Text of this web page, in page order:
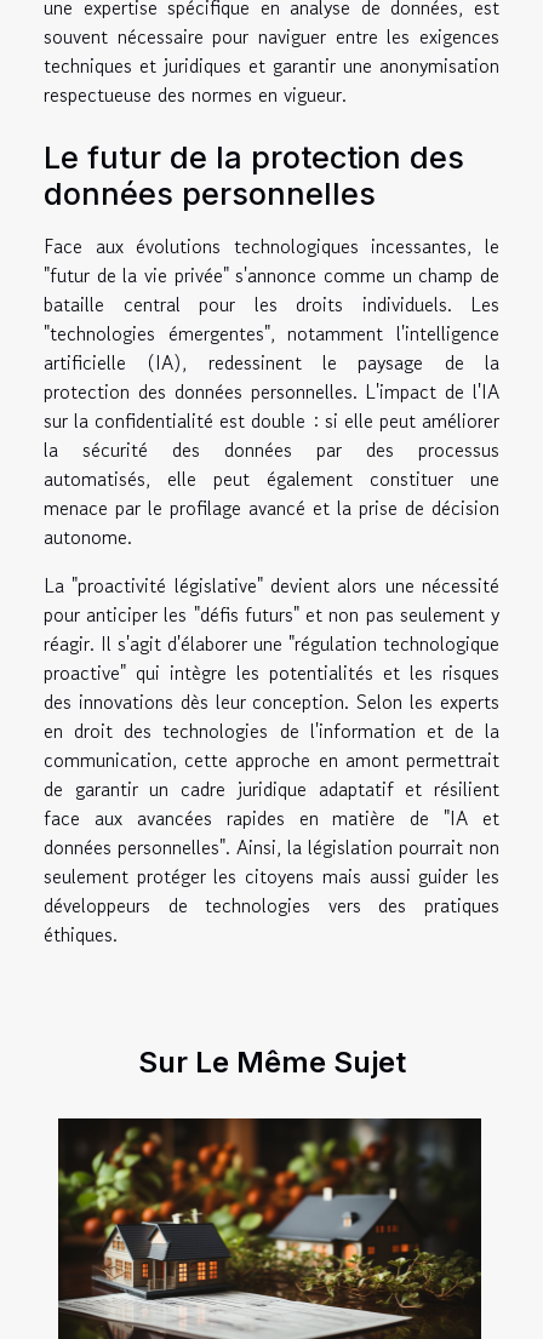
une expertise spécifique en analyse de données, est
souvent nécessaire pour naviguer entre les exigences
techniques et juridiques et garantir une anonymisation
respectueuse des normes en vigueur.
Le futur de la protection des
données personnelles
Face aux évolutions technologiques incessantes, le
"futur de la vie privée" s'annonce comme un champ de
bataille central pour les droits individuels. Les
"technologies émergentes", notamment l'intelligence
artificielle (IA), redessinent le paysage de la
protection des données personnelles. L'impact de l'IA
sur la confidentialité est double : si elle peut améliorer
la sécurité des données par des processus
automatisés, elle peut également constituer une
menace par le profilage avancé et la prise de décision
autonome.
La "proactivité législative" devient alors une nécessité
pour anticiper les "défis futurs" et non pas seulement y
réagir. Il s'agit d'élaborer une "régulation technologique
proactive" qui intègre les potentialités et les risques
des innovations dès leur conception. Selon les experts
en droit des technologies de l'information et de la
communication, cette approche en amont permettrait
de garantir un cadre juridique adaptatif et résilient
face aux avancées rapides en matière de "IA et
données personnelles". Ainsi, la législation pourrait non
seulement protéger les citoyens mais aussi guider les
développeurs de technologies vers des pratiques
éthiques.
Sur Le Même Sujet